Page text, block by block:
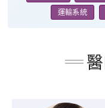
運輸系統